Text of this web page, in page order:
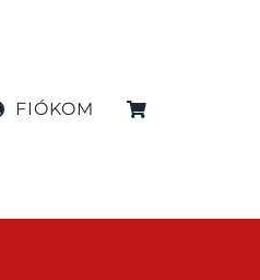
FIÓKOM